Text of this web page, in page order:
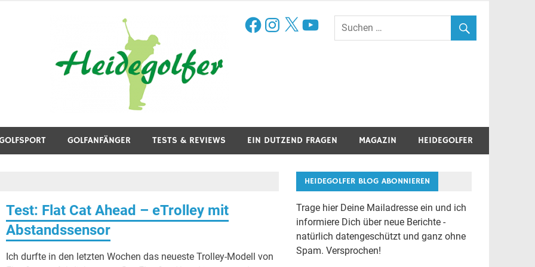
FacebookInstagram
X YouTube
GOLFANFÄNGER TESTS & REVIEWS EIN DUTZEND FRAGEN MAGAZIN HEIDEGOLFER
Test: Flat Cat Ahead – eTrolley mit
Abstandssensor
Ich durfte in den letzten Wochen das neueste Trolley-Modell von
HEIDEGOLFER BLOG ABONNIEREN
Trage hier Deine Mailadresse ein und ich
informiere Dich über neue Berichte -
natürlich datengeschützt und ganz ohne
Spam. Versprochen!